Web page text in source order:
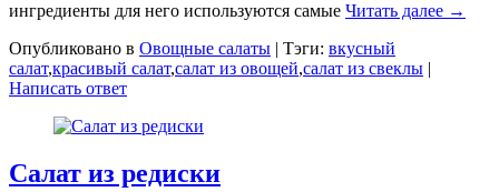
ингредиенты для него используются самые Читать далее →
Опубликовано в Овощные салаты | Тэги: вкусный
салат,красивый салат,салат из овощей,салат из свеклы |
Написать ответ
Салат из редиски